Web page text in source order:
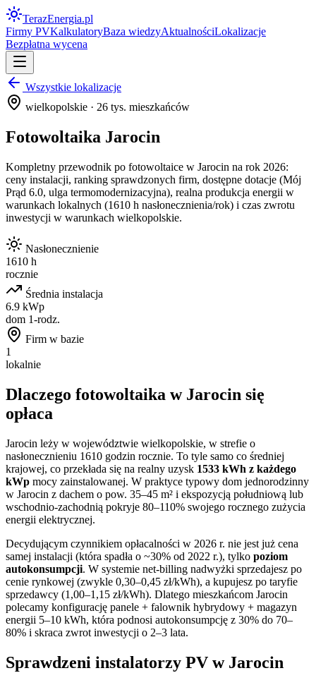
TerazEnergia.pl
Firmy PVKalkulatoryBaza wiedzyAktualnościLokalizacje
Bezpłatna wycena
Wszystkie lokalizacje
wielkopolskie · 26 tys. mieszkańców
Fotowoltaika Jarocin
Kompletny przewodnik po fotowoltaice w Jarocin na rok 2026:
ceny instalacji, ranking sprawdzonych firm, dostępne dotacje (Mój
Prąd 6.0, ulga termomodernizacyjna), realna produkcja energii w
warunkach lokalnych (1610 h nasłonecznienia/rok) i czas zwrotu
inwestycji w warunkach wielkopolskie.
Nasłonecznienie
1610 h
rocznie
Średnia instalacja
6.9 kWp
dom 1-rodz.
Firm w bazie
1
lokalnie
Dlaczego fotowoltaika w Jarocin się
opłaca
Jarocin leży w województwie wielkopolskie, w strefie o
nasłonecznieniu 1610 godzin rocznie. To tyle samo co średniej
krajowej, co przekłada się na realny uzysk 1533 kWh z każdego
kWp mocy zainstalowanej. W praktyce typowy dom jednorodzinny
w Jarocin z dachem o pow. 35–45 m² i ekspozycją południową lub
wschodnio-zachodnią pokryje 80–110% swojego rocznego zużycia
energii elektrycznej.
Decydującym czynnikiem opłacalności w 2026 r. nie jest już cena
samej instalacji (która spadła o ~30% od 2022 r.), tylko poziom
autokonsumpcji. W systemie net-billing nadwyżki sprzedajesz po
cenie rynkowej (zwykle 0,30–0,45 zł/kWh), a kupujesz po taryfie
sprzedawcy (1,00–1,15 zł/kWh). Dlatego mieszkańcom Jarocin
polecamy konfigurację panele + falownik hybrydowy + magazyn
energii 5–10 kWh, która podnosi autokonsumpcję z 30% do 70–
80% i skraca zwrot inwestycji o 2–3 lata.
Sprawdzeni instalatorzy PV w Jarocin